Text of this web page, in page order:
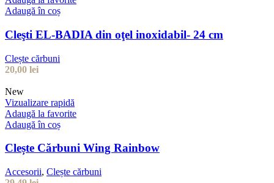
Adaugă în coș
Cleşti EL-BADIA din oţel inoxidabil- 24 cm
Clește cărbuni
20,00 lei
New
Vizualizare rapidă
Adaugă la favorite
Adaugă în coș
Clește Cărbuni Wing Rainbow
Accesorii, Clește cărbuni